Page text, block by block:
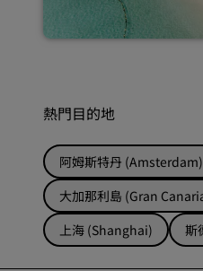
熱門目的地
阿姆斯特丹 (Amsterdam)
大加那利島 (Gran
上海 (Shanghai)
斯